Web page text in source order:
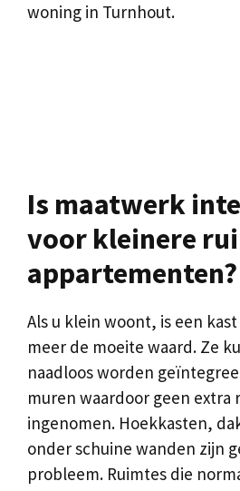
woning in Turnhout.
Is maatwerk
voor kleinere
appartementen?
Als u klein woont, is een
meer de moeite waard. Ze
naadloos worden
muren waardoor geen extra
ingenomen. Hoekkasten,
onder schuine wanden zijn
probleem. Ruimtes die